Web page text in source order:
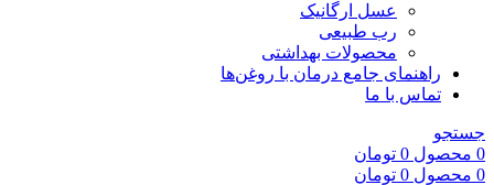
عسل ارگانیک
رب طبیعی
محصولات بهداشتی
راهنمای جامع درمان با روغن‌ها
تماس با ما
جستجو
0 محصول 0 تومان
0 محصول 0 تومان